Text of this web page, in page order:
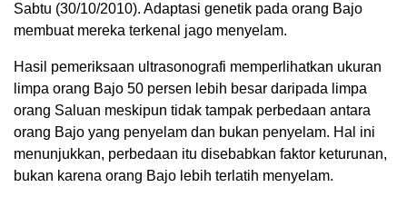
Sabtu (30/10/2010). Adaptasi genetik pada orang Bajo
membuat mereka terkenal jago menyelam.
Hasil pemeriksaan ultrasonografi memperlihatkan ukuran
limpa orang Bajo 50 persen lebih besar daripada limpa
orang Saluan meskipun tidak tampak perbedaan antara
orang Bajo yang penyelam dan bukan penyelam. Hal ini
menunjukkan, perbedaan itu disebabkan faktor keturunan,
bukan karena orang Bajo lebih terlatih menyelam.